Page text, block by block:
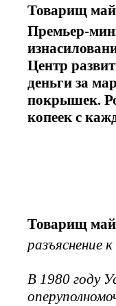
Товарищ
Премьер-
Центр
деньги за
покрышек.
копеек с
Товарищ
разъяснение
В 1980 году